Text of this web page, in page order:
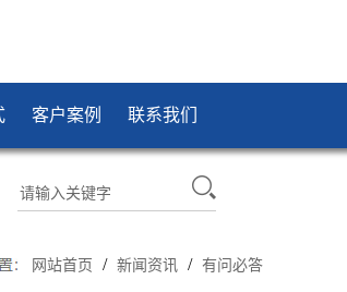
客户案例 联系我们
网站首页 / 新闻资讯 / 有问必答